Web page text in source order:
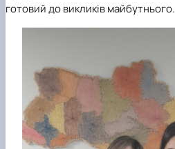
готовий до викликів майбутнього.